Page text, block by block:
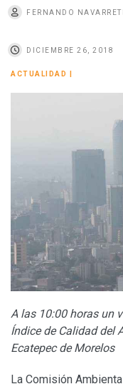
FERNANDO
DICIEMBRE 26, 2018
ACTUALIDAD
A las 10:00 horas un
Índice de Calidad del
Ecatepec de Morelos
La Comisión